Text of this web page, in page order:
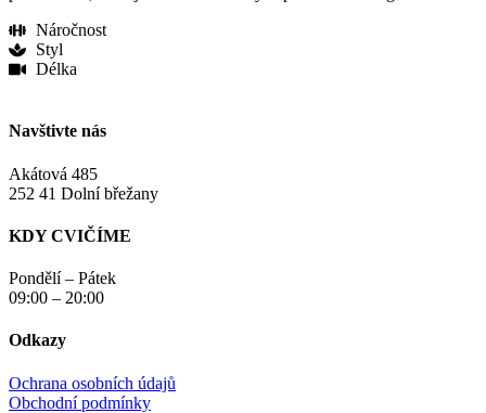
Náročnost
Styl
Délka
Navštivte nás
Akátová 485
252 41 Dolní břežany
KDY CVIČÍME
Pondělí – Pátek
09:00 – 20:00
Odkazy
Ochrana osobních údajů
Obchodní podmínky